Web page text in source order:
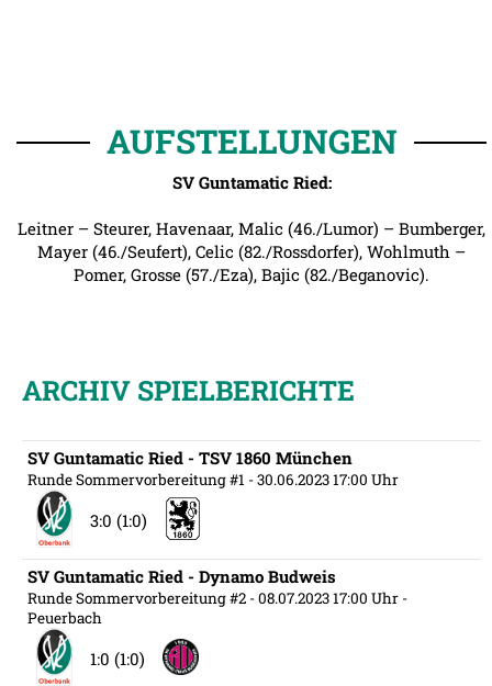
AUFSTELLUNGEN
SV Guntamatic Ried:
Leitner – Steurer, Havenaar, Malic (46./Lumor) – Bumberger,
Mayer (46./Seufert), Celic (82./Rossdorfer), Wohlmuth –
Pomer, Grosse (57./Eza), Bajic (82./Beganovic).
ARCHIV SPIELBERICHTE
SV Guntamatic Ried - TSV 1860 München
Runde Sommervorbereitung #1 - 30.06.2023 17:00 Uhr
3:0 (1:0)
SV Guntamatic Ried - Dynamo Budweis
Runde Sommervorbereitung #2 - 08.07.2023 17:00 Uhr -
Peuerbach
1:0 (1:0)